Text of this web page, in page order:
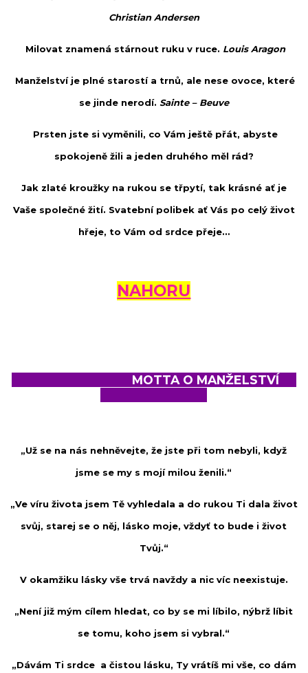
Christian Andersen
Milovat znamená stárnout ruku v ruce. Louis Aragon
Manželství je plné starostí a trnů, ale nese ovoce, které
se jinde nerodí. Sainte – Beuve
Prsten jste si vyměnili, co Vám ještě přát, abyste
spokojeně žili a jeden druhého měl rád?
Jak zlaté kroužky na rukou se třpytí, tak krásné ať je
Vaše společné žití. Svatební polibek ať Vás po celý život
hřeje, to Vám od srdce přeje…
NAHORU
MOTTA O MANŽELSTVÍ
„Už se na nás nehněvejte, že jste při tom nebyli, když
jsme se my s mojí milou ženili.“
„Ve víru života jsem Tě vyhledala a do rukou Ti dala život
svůj, starej se o něj, lásko moje, vždyť to bude i život
Tvůj.“
V okamžiku lásky vše trvá navždy a nic víc neexistuje.
„Není již mým cílem hledat, co by se mi líbilo, nýbrž líbit
se tomu, koho jsem si vybral.“
„Dávám Ti srdce a čistou lásku, Ty vrátíš mi vše, co dám